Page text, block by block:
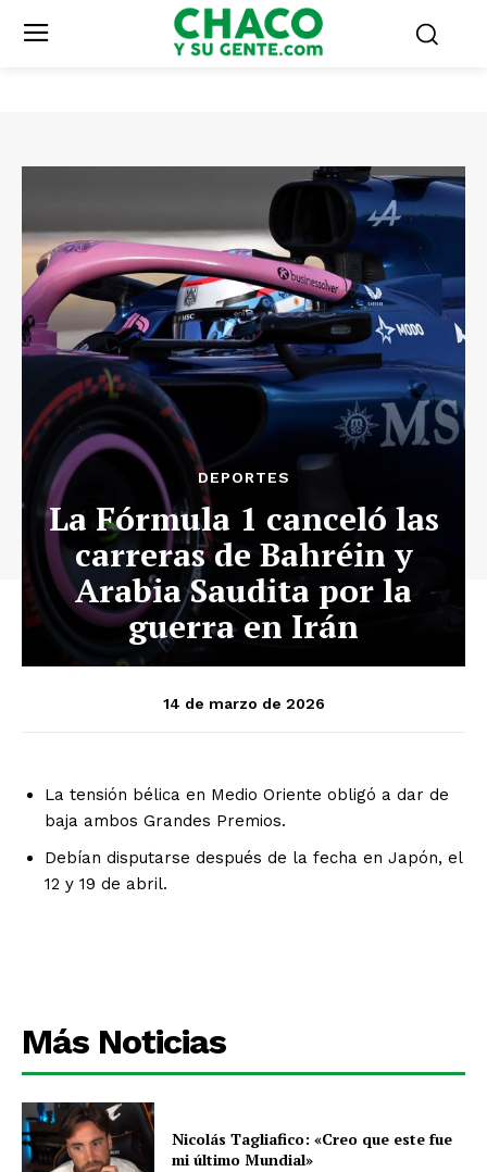
DEPORTES
La Fórmula 1 canceló las
carreras de Bahréin y
Arabia Saudita por la
guerra en Irán
14 de marzo de 2026
La tensión bélica en Medio Oriente obligó a dar de
baja ambos Grandes Premios.
Debían disputarse después de la fecha en Japón, el
12 y 19 de abril.
Más Noticias
Nicolás Tagliafico: «Creo que este fue
mi último Mundial»